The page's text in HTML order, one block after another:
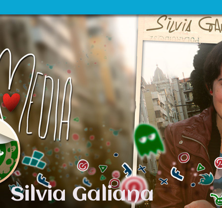
Silvia Galiana